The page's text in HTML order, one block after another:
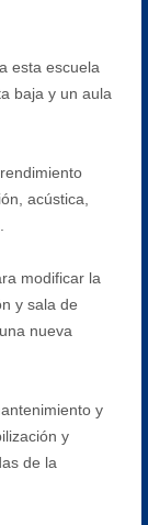
esta escuela
baja y un aula
acústica,
modificar la
y sala de
nueva
y
y
de la